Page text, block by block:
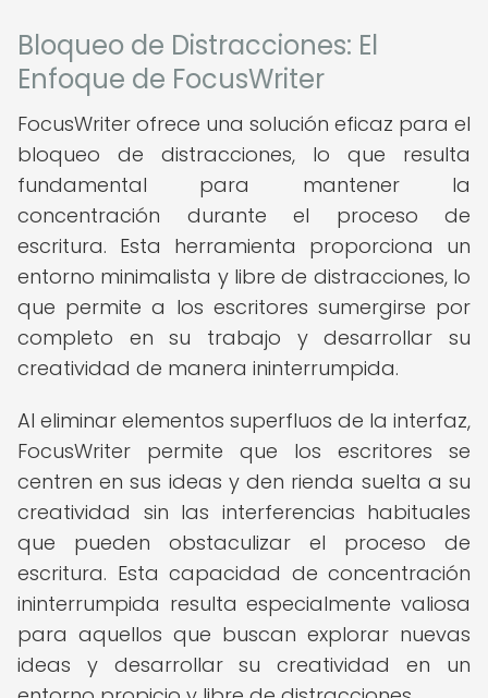
Bloqueo de Distracciones: El
Enfoque de FocusWriter
FocusWriter ofrece una solución eficaz para el
bloqueo de distracciones, lo que resulta
fundamental para mantener la
concentración durante el proceso de
escritura. Esta herramienta proporciona un
entorno minimalista y libre de distracciones, lo
que permite a los escritores sumergirse por
completo en su trabajo y desarrollar su
creatividad de manera ininterrumpida.
Al eliminar elementos superfluos de la interfaz,
FocusWriter permite que los escritores se
centren en sus ideas y den rienda suelta a su
creatividad sin las interferencias habituales
que pueden obstaculizar el proceso de
escritura. Esta capacidad de concentración
ininterrumpida resulta especialmente valiosa
para aquellos que buscan explorar nuevas
ideas y desarrollar su creatividad en un